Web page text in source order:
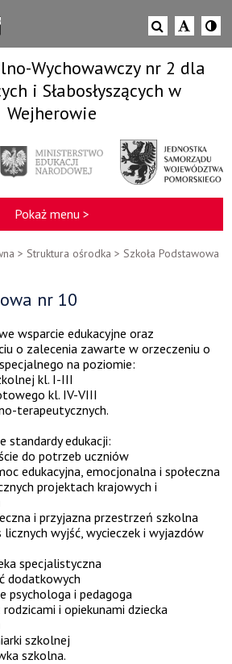
Wychowawczy nr 2 dla
i Słabosłyszących w
Wejherowie
Pokaż menu >
>Struktura ośrodka >Szkoła Podstawowa
nr 10
wsparcie edukacyjne oraz
o zalecenia zawarte w orzeczeniu o
na poziomie:
kl. I-III
kl. IV-VIII
terapeutycznych.
standardy edukacji:
do potrzeb uczniów
edukacyjna, emocjonalna i społeczna
projektach krajowych i
i przyjazna przestrzeń szkolna
licznych wyjść, wycieczek i wyjazdów
specjalistyczna
dodatkowych
psychologa i pedagoga
rodzicami i opiekunami dziecka
szkolnej
szkolna.